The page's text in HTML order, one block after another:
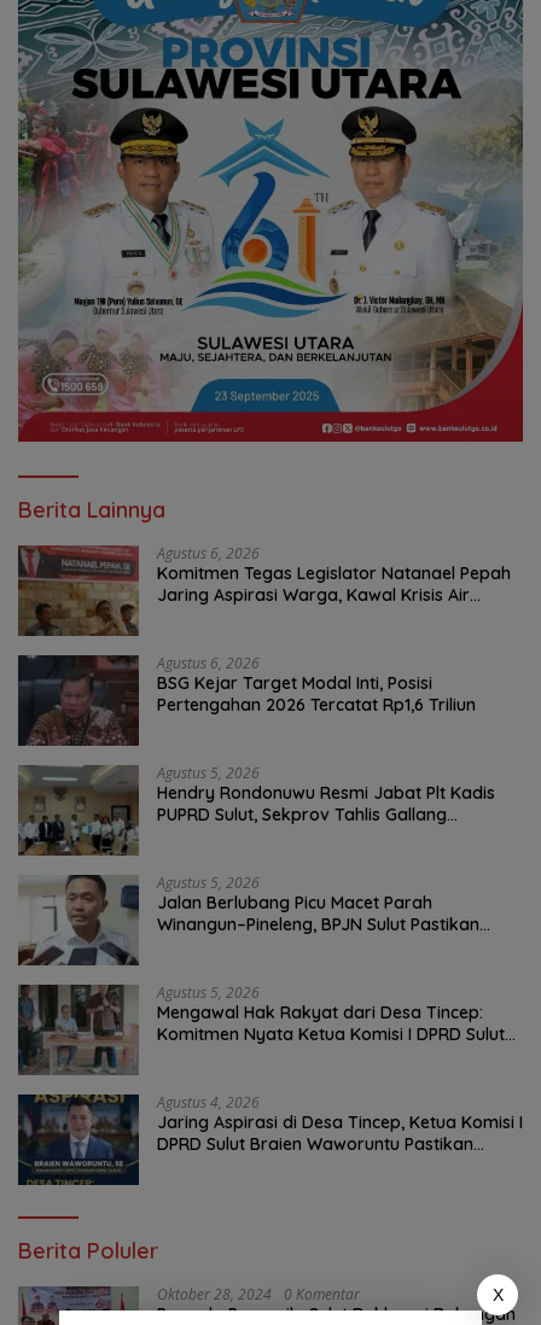
Berita Lainnya
Agustus 6, 2026
Komitmen Tegas Legislator Natanael Pepah
Jaring Aspirasi Warga, Kawal Krisis Air
Agustus 6, 2026
BSG Kejar Target Modal Inti, Posisi
Pertengahan 2026 Tercatat Rp1,6 Triliun
Agustus 5, 2026
Hendry Rondonuwu Resmi Jabat Plt Kadis
PUPRD Sulut, Sekprov Tahlis Gallang
Agustus 5, 2026
Jalan Berlubang Picu Macet Parah
Winangun–Pineleng, BPJN Sulut Pastikan
Agustus 5, 2026
Mengawal Hak Rakyat dari Desa Tincep:
Komitmen Nyata Ketua Komisi I DPRD Sulut
Agustus 4, 2026
Jaring Aspirasi di Desa Tincep, Ketua Komisi I
DPRD Sulut Braien Waworuntu Pastikan
Berita Poluler
Oktober 28, 2024 0 Komentar
Pemuda Pancasila Sulut Deklarasi Dukungan
X